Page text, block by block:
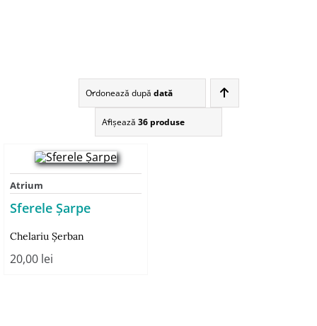
Ordonează după dată
Afişează 36 produse
Atrium
Sferele Șarpe
Chelariu Şerban
20,00 lei